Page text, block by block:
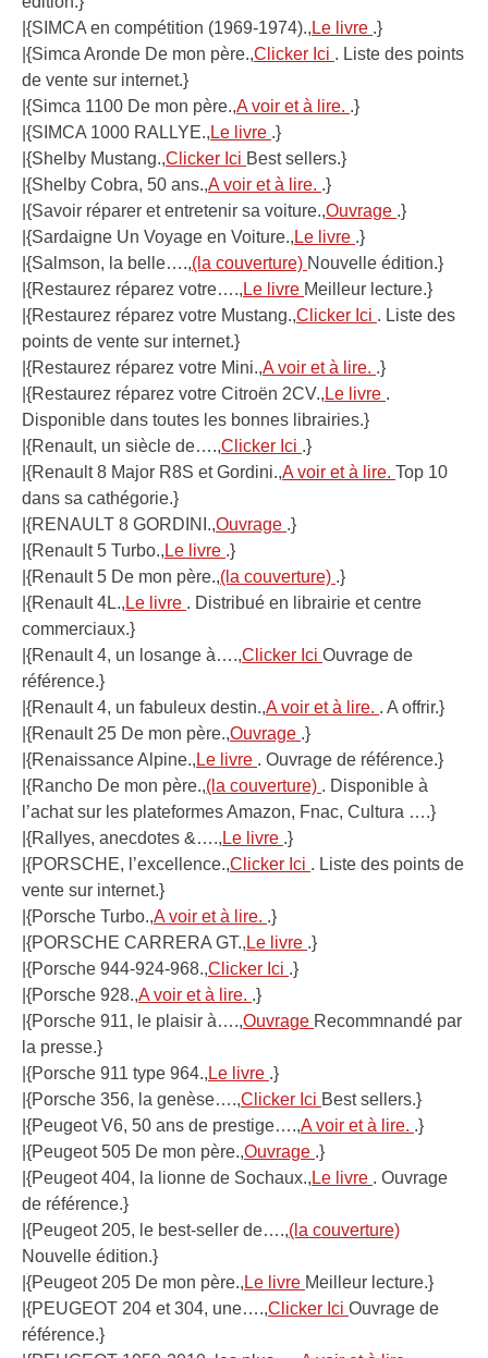
|{SIMCA en compétition (1969-1974)., Le livre .}
|{Simca Aronde De mon père.,Clicker Ici . Liste des points
de vente sur internet.}
|{Simca 1100 De mon père.,A voir et à lire. .}
|{SIMCA 1000 RALLYE., Le livre .}
|{Shelby Mustang.,Clicker Ici Best sellers.}
|{Shelby Cobra, 50 ans.,A voir et à lire. .}
|{Savoir réparer et entretenir sa voiture.,Ouvrage .}
|{Sardaigne Un Voyage en Voiture., Le livre .}
|{Salmson, la belle….,(la couverture) Nouvelle édition.}
|{Restaurez réparez votre…., Le livre Meilleur lecture.}
|{Restaurez réparez votre Mustang.,Clicker Ici . Liste des
points de vente sur internet.}
|{Restaurez réparez votre Mini.,A voir et à lire. .}
|{Restaurez réparez votre Citroën 2CV., Le livre .
Disponible dans toutes les bonnes librairies.}
|{Renault, un siècle de….,Clicker Ici .}
|{Renault 8 Major R8S et Gordini.,A voir et à lire. Top 10
dans sa cathégorie.}
|{RENAULT 8 GORDINI.,Ouvrage .}
|{Renault 5 Turbo., Le livre .}
|{Renault 5 De mon père.,(la couverture) .}
|{Renault 4L., Le livre . Distribué en librairie et centre
commerciaux.}
|{Renault 4, un losange à….,Clicker Ici Ouvrage de
référence.}
|{Renault 4, un fabuleux destin.,A voir et à lire. . A offrir.}
|{Renault 25 De mon père.,Ouvrage .}
|{Renaissance Alpine., Le livre . Ouvrage de référence.}
|{Rancho De mon père.,(la couverture) . Disponible à
l’achat sur les plateformes Amazon, Fnac, Cultura ….}
|{Rallyes, anecdotes &…., Le livre .}
|{PORSCHE, l’excellence.,Clicker Ici . Liste des points de
vente sur internet.}
|{Porsche Turbo.,A voir et à lire. .}
|{PORSCHE CARRERA GT., Le livre .}
|{Porsche 944-924-968.,Clicker Ici .}
|{Porsche 928.,A voir et à lire. .}
|{Porsche 911, le plaisir à….,Ouvrage Recommnandé par
la presse.}
|{Porsche 911 type 964., Le livre .}
|{Porsche 356, la genèse….,Clicker Ici Best sellers.}
|{Peugeot V6, 50 ans de prestige….,A voir et à lire. .}
|{Peugeot 505 De mon père.,Ouvrage .}
|{Peugeot 404, la lionne de Sochaux., Le livre . Ouvrage
de référence.}
|{Peugeot 205, le best-seller de….,(la couverture)
Nouvelle édition.}
|{Peugeot 205 De mon père., Le livre Meilleur lecture.}
|{PEUGEOT 204 et 304, une….,Clicker Ici Ouvrage de
référence.}